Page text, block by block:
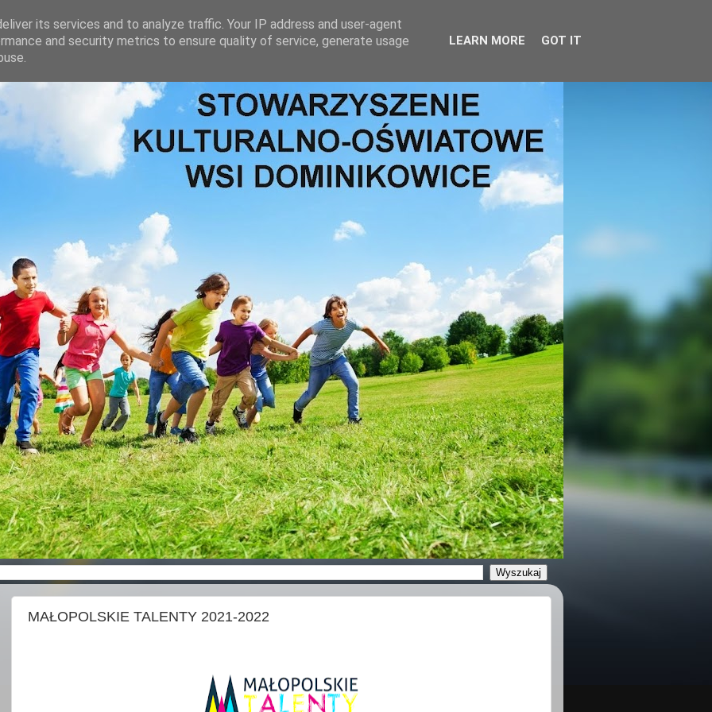
MAŁOPOLSKIE TALENTY 2021-2022
its services and to analyze traffic. Your IP address and user-agent
and security metrics to ensure quality of service, generate usage
LEARN MORE GOT IT